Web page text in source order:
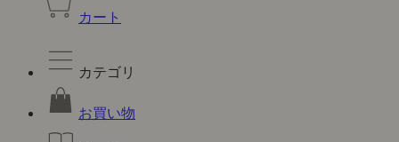
カート
カテゴリ
お買い物